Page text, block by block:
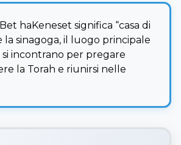
Bet haKeneset significa “casa di
la sinagoga, il luogo principale
incontrano per pregare
la Torah e riunirsi nelle